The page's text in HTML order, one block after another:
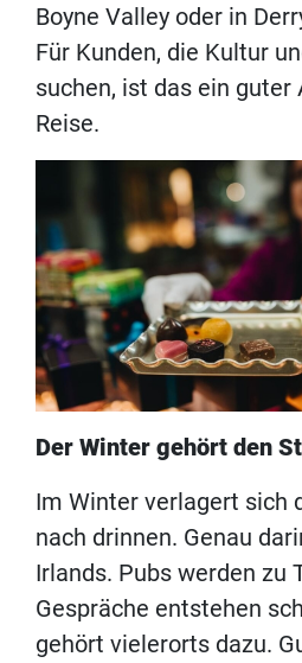
Boyne Valley oder in
Für Kunden, die Kultur
suchen, ist das ein guter
Reise.
Der Winter gehört den
Im Winter verlagert sich
nach drinnen. Genau
Irlands. Pubs werden zu
Gespräche entstehen
gehört vielerorts dazu.